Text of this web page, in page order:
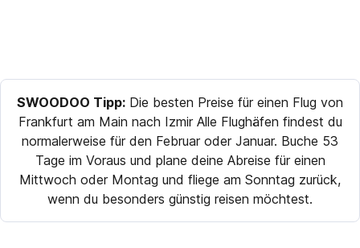
SWOODOO Tipp: Die besten Preise für einen Flug von
Frankfurt am Main nach Izmir Alle Flughäfen findest du
normalerweise für den Februar oder Januar. Buche 53
Tage im Voraus und plane deine Abreise für einen
Mittwoch oder Montag und fliege am Sonntag zurück,
wenn du besonders günstig reisen möchtest.